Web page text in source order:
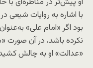
با اشاره به روایات شیعی
بود اگر «امام علی»
نکرده باشد، در آن صورت
«عدالت» او به چالش